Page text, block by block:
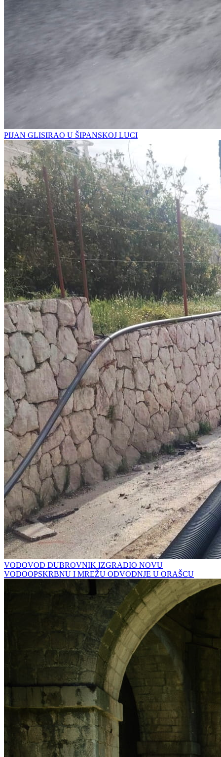
PIJAN GLISIRAO U ŠIPANSKOJ LUCI
VODOVOD DUBROVNIK IZGRADIO NOVU
VODOOPSKRBNU I MREŽU ODVODNJE U ORAŠCU